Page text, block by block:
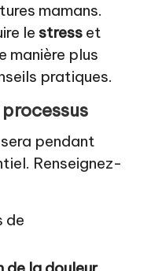
mamans.
le stress et
manière plus
pratiques.
pendant
Renseignez-
de